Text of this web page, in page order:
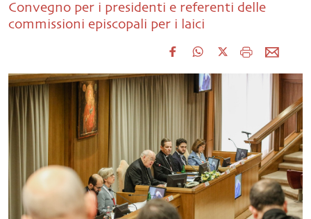
Convegno per i presidenti e referenti delle
commissioni episcopali per i laici